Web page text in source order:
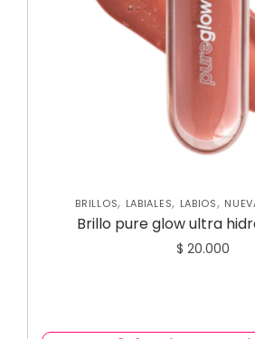
BRILLOS, LABIALES, LABIOS,
Brillo pure glow ultra
$ 20.000